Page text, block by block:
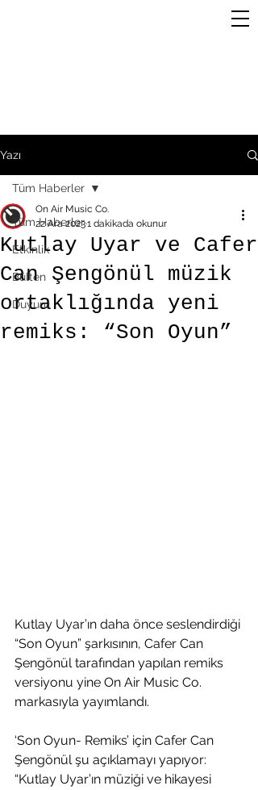
Yazı
Tüm Haberler
Etkinlik
Bülten
Duyuru
Tüm Haberler
Kutlay Uyar ve Cafer
Can Şengönül müzik
ortaklığında yeni
remiks: “Son Oyun”
On Air Music Co.
22 Ara 20231 dakikada okunur
Kutlay Uyar’ın daha önce seslendirdiği
“Son Oyun” şarkısının, Cafer Can
Şengönül tarafından yapılan remiks
versiyonu yine On Air Music Co.
markasıyla yayımlandı.
‘Son Oyun- Remiks’ için Cafer Can
Şengönül şu açıklamayı yapıyor:
“Kutlay Uyar’ın müziği ve hikayesi